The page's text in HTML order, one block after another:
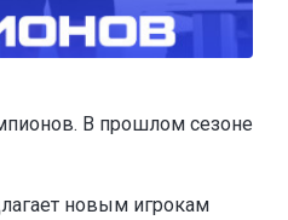
В прошлом сезоне
новым игрокам